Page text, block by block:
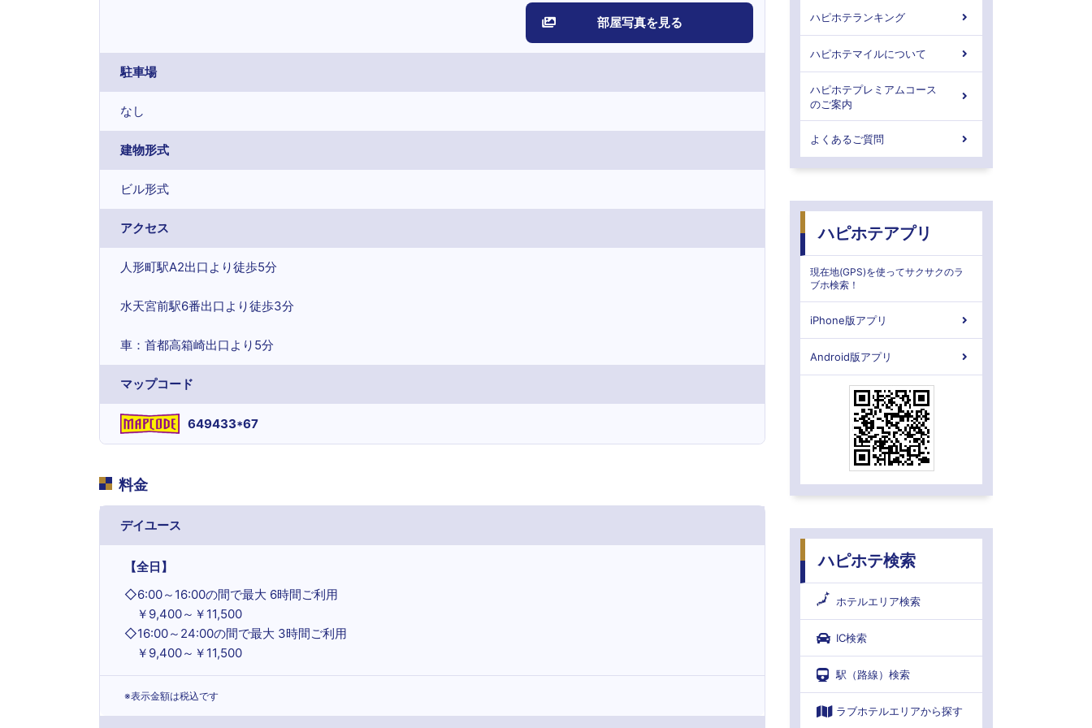
部屋写真を見る
駐車場
なし
建物形式
ビル形式
アクセス
人形町駅A2出口より徒歩5分
水天宮前駅6番出口より徒歩3分
車：首都高箱崎出口より5分
マップコード
649433*67
料金
デイユース
【全日】
◇6:00～16:00の間で最大 6時間ご利用
￥9,400～￥11,500
◇16:00～24:00の間で最大 3時間ご利用
￥9,400～￥11,500
※表示金額は税込です
ハピホテランキング
ハピホテマイルについて
ハピホテプレミアムコース
のご案内
よくあるご質問
ハピホテアプリ
現在地(GPS)を使ってサクサクのラ
ブホ検索！
iPhone版アプリ
Android版アプリ
ハピホテ検索
ホテルエリア検索
IC検索
駅（路線）検索
ラブホテルエリアから探す